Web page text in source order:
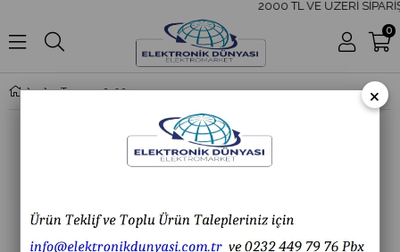
2000 TL VE ÜZERİ
0
Tron 55.32-024DC 8 Pin 2 Kontak Röle ×